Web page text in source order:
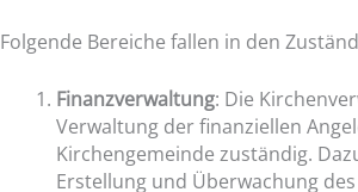
Folgende Bereiche fallen in den
Finanzverwaltung: Die
Verwaltung der finanziellen
Kirchengemeinde zuständig.
Erstellung und Überwachung